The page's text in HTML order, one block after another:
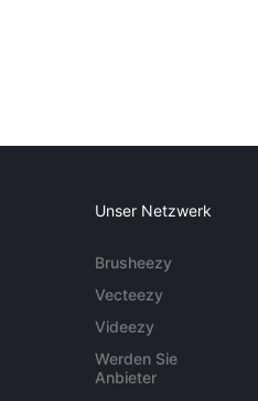
Unser Netzwerk
Brusheezy
Vecteezy
Videezy
Werden Sie
Anbieter